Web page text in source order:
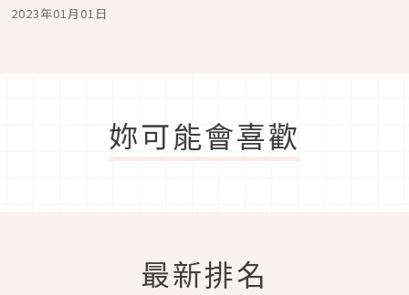
2023年01月01日
妳可能會喜歡
最新排名